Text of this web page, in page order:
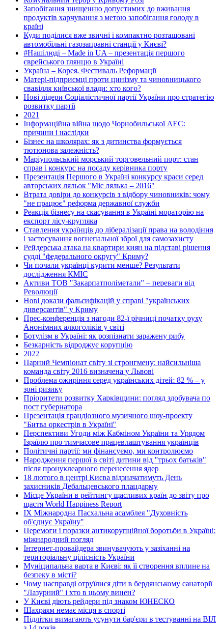
Запобігання знищенню допустимих до вживання
продуктів харчування з метою запобігання голоду в
країні
Куди поділися вже звичні і компактно розташовані
автомобільні газозаправні станції у Києві?
#Нашілюді – Made in UA – презентація першого
єврейського глянцю в Україні
Україна – Корея. Фестиваль Реформації
Матері-підприємці проти цинізму та чиновницького
свавілля київської влади: хто кого?
Нові лідери Соціалістичної партії України про стратегію
розвитку партії
2021
Інформаційна війна щодо Чорнобильської АЕС:
причини і наслідки
Бізнес на школярах: як з дитинства формується
тютюнова залежність?
Маріупольський морський торговельний порт: стан
справ і конкурс на посаду керівника порту
Презентація Першого в Україні конкурсу краси серед
авторських ляльок "Міс лялька – 2016"
Втрата довіри до конкурсів з відбору чиновників: чому
"не працює" реформа державної служби
Реакція бізнесу на скасування в Україні мораторію на
експорт лісу-кругляка
Ставлення українців до лібералізації права на володіння
і застосування вогнепальної зброї для самозахисту
Рейдерська атака на квартири киян на підставі рішення
судді "федерального округу" Криму?
Чи почали українці курити менше? Результати
дослідження КМІС
Активи ТОВ "Закарпатполіметали" – переваги від
Революції
Нові докази фальсифікацій у справі "українських
диверсантів" у Криму
Прес-конференція з нагоди 82-ї річниці початку руху
Анонімних алкоголіків у світі
Ботулізм в Україні: як розпізнати заражену рибу
Безкарність відроджує корупцію
2022
Парний Чемпіонат світу зі стронгмену: найсильніша
команда світу 2016 визначена у Львові
Проблема ожиріння серед українських дітей: 82 % – у
зоні ризику
Пріоритети розвитку Харківщини: погляд здобувача по
пост губернатора
Презентація грандіозного музичного шоу-проекту
"Битва оркестрів в Україні"
Перспективи Угоди між Кабміном України та Урядом
Ізраїлю про тимчасове працевлаштування українців
Політичні партії: ми фінансуємо, ми контролюємо
Народження першої в світі дитини від "трьох батьків"
після пронуклеарного перенесення ядер
18 лютого в центрі Києва відзначатимуть День
захисників Дебальцевського плацдарму
Місце України в рейтингу щасливих країн до звіту про
щастя World Happiness Report
ІХ Міжнародна Пасхальна асамблея "Духовність
об'єднує Україну"
Перемоги і поразки антикорупційної боротьби в Україні:
міжнародний погляд
Інтернет-провайдера звинувачують у зазіханні на
територіальну цілісність України
Муніципальна варта в Києві: як її створення вплине на
безпеку в місті?
Чому насправді отруїлися діти в бердянському санаторії
"Лазурний" і хто в цьому винен?
У Києві діють рейдери під знаком ЮНЕСКО
Шахраям немає місця в спорті
Підлітки вимагають усунути бар'єри в тестуванні на ВІЛ